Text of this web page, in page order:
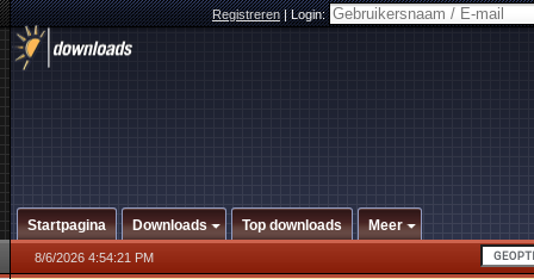
Registreren|Login:
Startpagina Downloads Top downloads Meer
8/6/2026 4:54:21 PM